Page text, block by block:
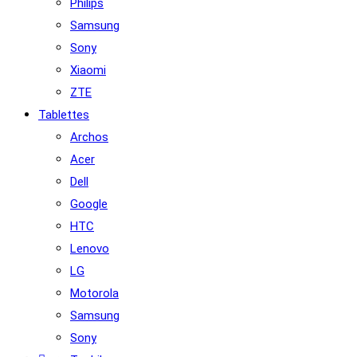
Philips
Samsung
Sony
Xiaomi
ZTE
Tablettes
Archos
Acer
Dell
Google
HTC
Lenovo
LG
Motorola
Samsung
Sony